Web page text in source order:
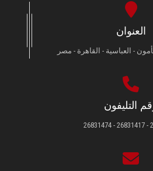
العنوان
- العباسية - القاهرة - مصر
التليفون